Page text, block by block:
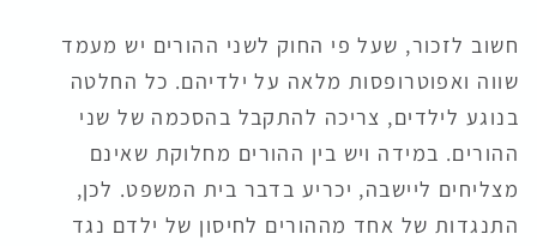
חשוב לזכור, שעל פי החוק לשני ההורים יש מעמד
שווה ואפוטרופסות מלאה על ילדיהם. כל החלטה
בנוגע לילדים, צריכה להתקבל בהסכמה של שני
ההורים. במידה ויש בין ההורים מחלוקת שאינם
מצליחים ליישבה, יכריע בדבר בית המשפט. לכן,
התנגדות של אחד מההורים לחיסון של ילדם נגד